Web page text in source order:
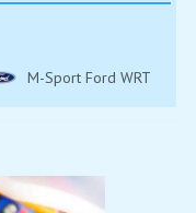
M-Sport Ford WRT